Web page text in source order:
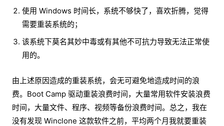
使用 Windows 时间长，系统不够快了，喜欢折腾，觉得
需要重装系统的；
该系统下莫名其妙中毒或有其他不可抗力导致无法正常使
用的。
由上述原因造成的重装系统，会无可避免地造成时间的浪
费。Boot Camp 驱动重装浪费时间，大量常用软件安装浪费
时间，大量文件、程序、视频等备份浪费时间。总之，我在
没有发现 Winclone 这款软件之前，平均两个月我就要重装